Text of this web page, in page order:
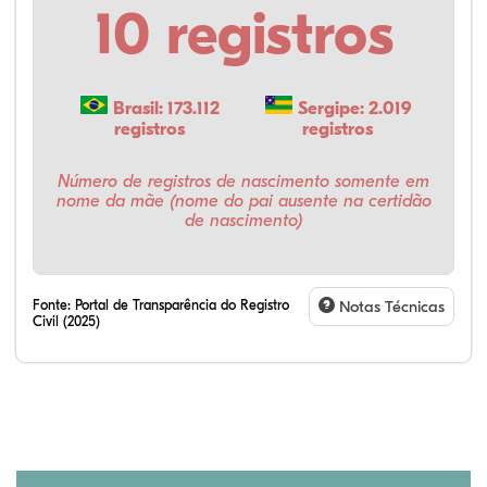
10 registros
Brasil: 173.112
registros
Sergipe: 2.019
registros
Número de registros de nascimento somente em
nome da mãe (nome do pai ausente na certidão
de nascimento)
Fonte: Portal de Transparência do Registro
Civil (2025)
Notas Técnicas